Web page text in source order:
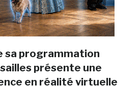
sa programmation
présente une
en réalité virtuelle